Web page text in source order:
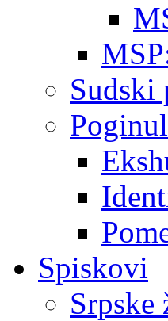
Sudski
Spiskovi